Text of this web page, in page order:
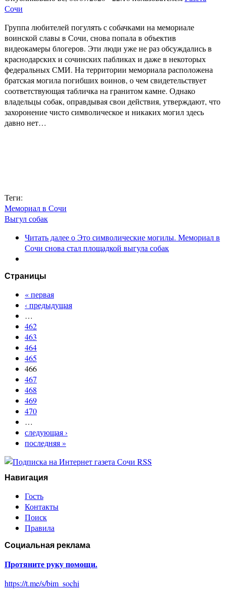
Сочи
Группа любителей погулять с собачками на мемориале
воинской славы в Сочи, снова попала в объектив
видеокамеры блогеров. Эти люди уже не раз обсуждались в
краснодарских и сочинских пабликах и даже в некоторых
федеральных СМИ. На территории мемориала расположена
братская могила погибших воинов, о чем свидетельствует
соответствующая табличка на гранитом камне. Однако
владельцы собак, оправдывая свои действия, утверждают, что
захоронение чисто символическое и никаких могил здесь
давно нет…
Теги:
Мемориал в Сочи
Выгул собак
Читать далеео Это символические могилы. Мемориал в
Сочи снова стал площадкой выгула собак
Страницы
« первая
‹ предыдущая
…
462
463
464
465
466
467
468
469
470
…
следующая ›
последняя »
Навигация
Гость
Контакты
Поиск
Правила
Социальная реклама
Протяните руку помощи.
https://t.me/s/bim_sochi